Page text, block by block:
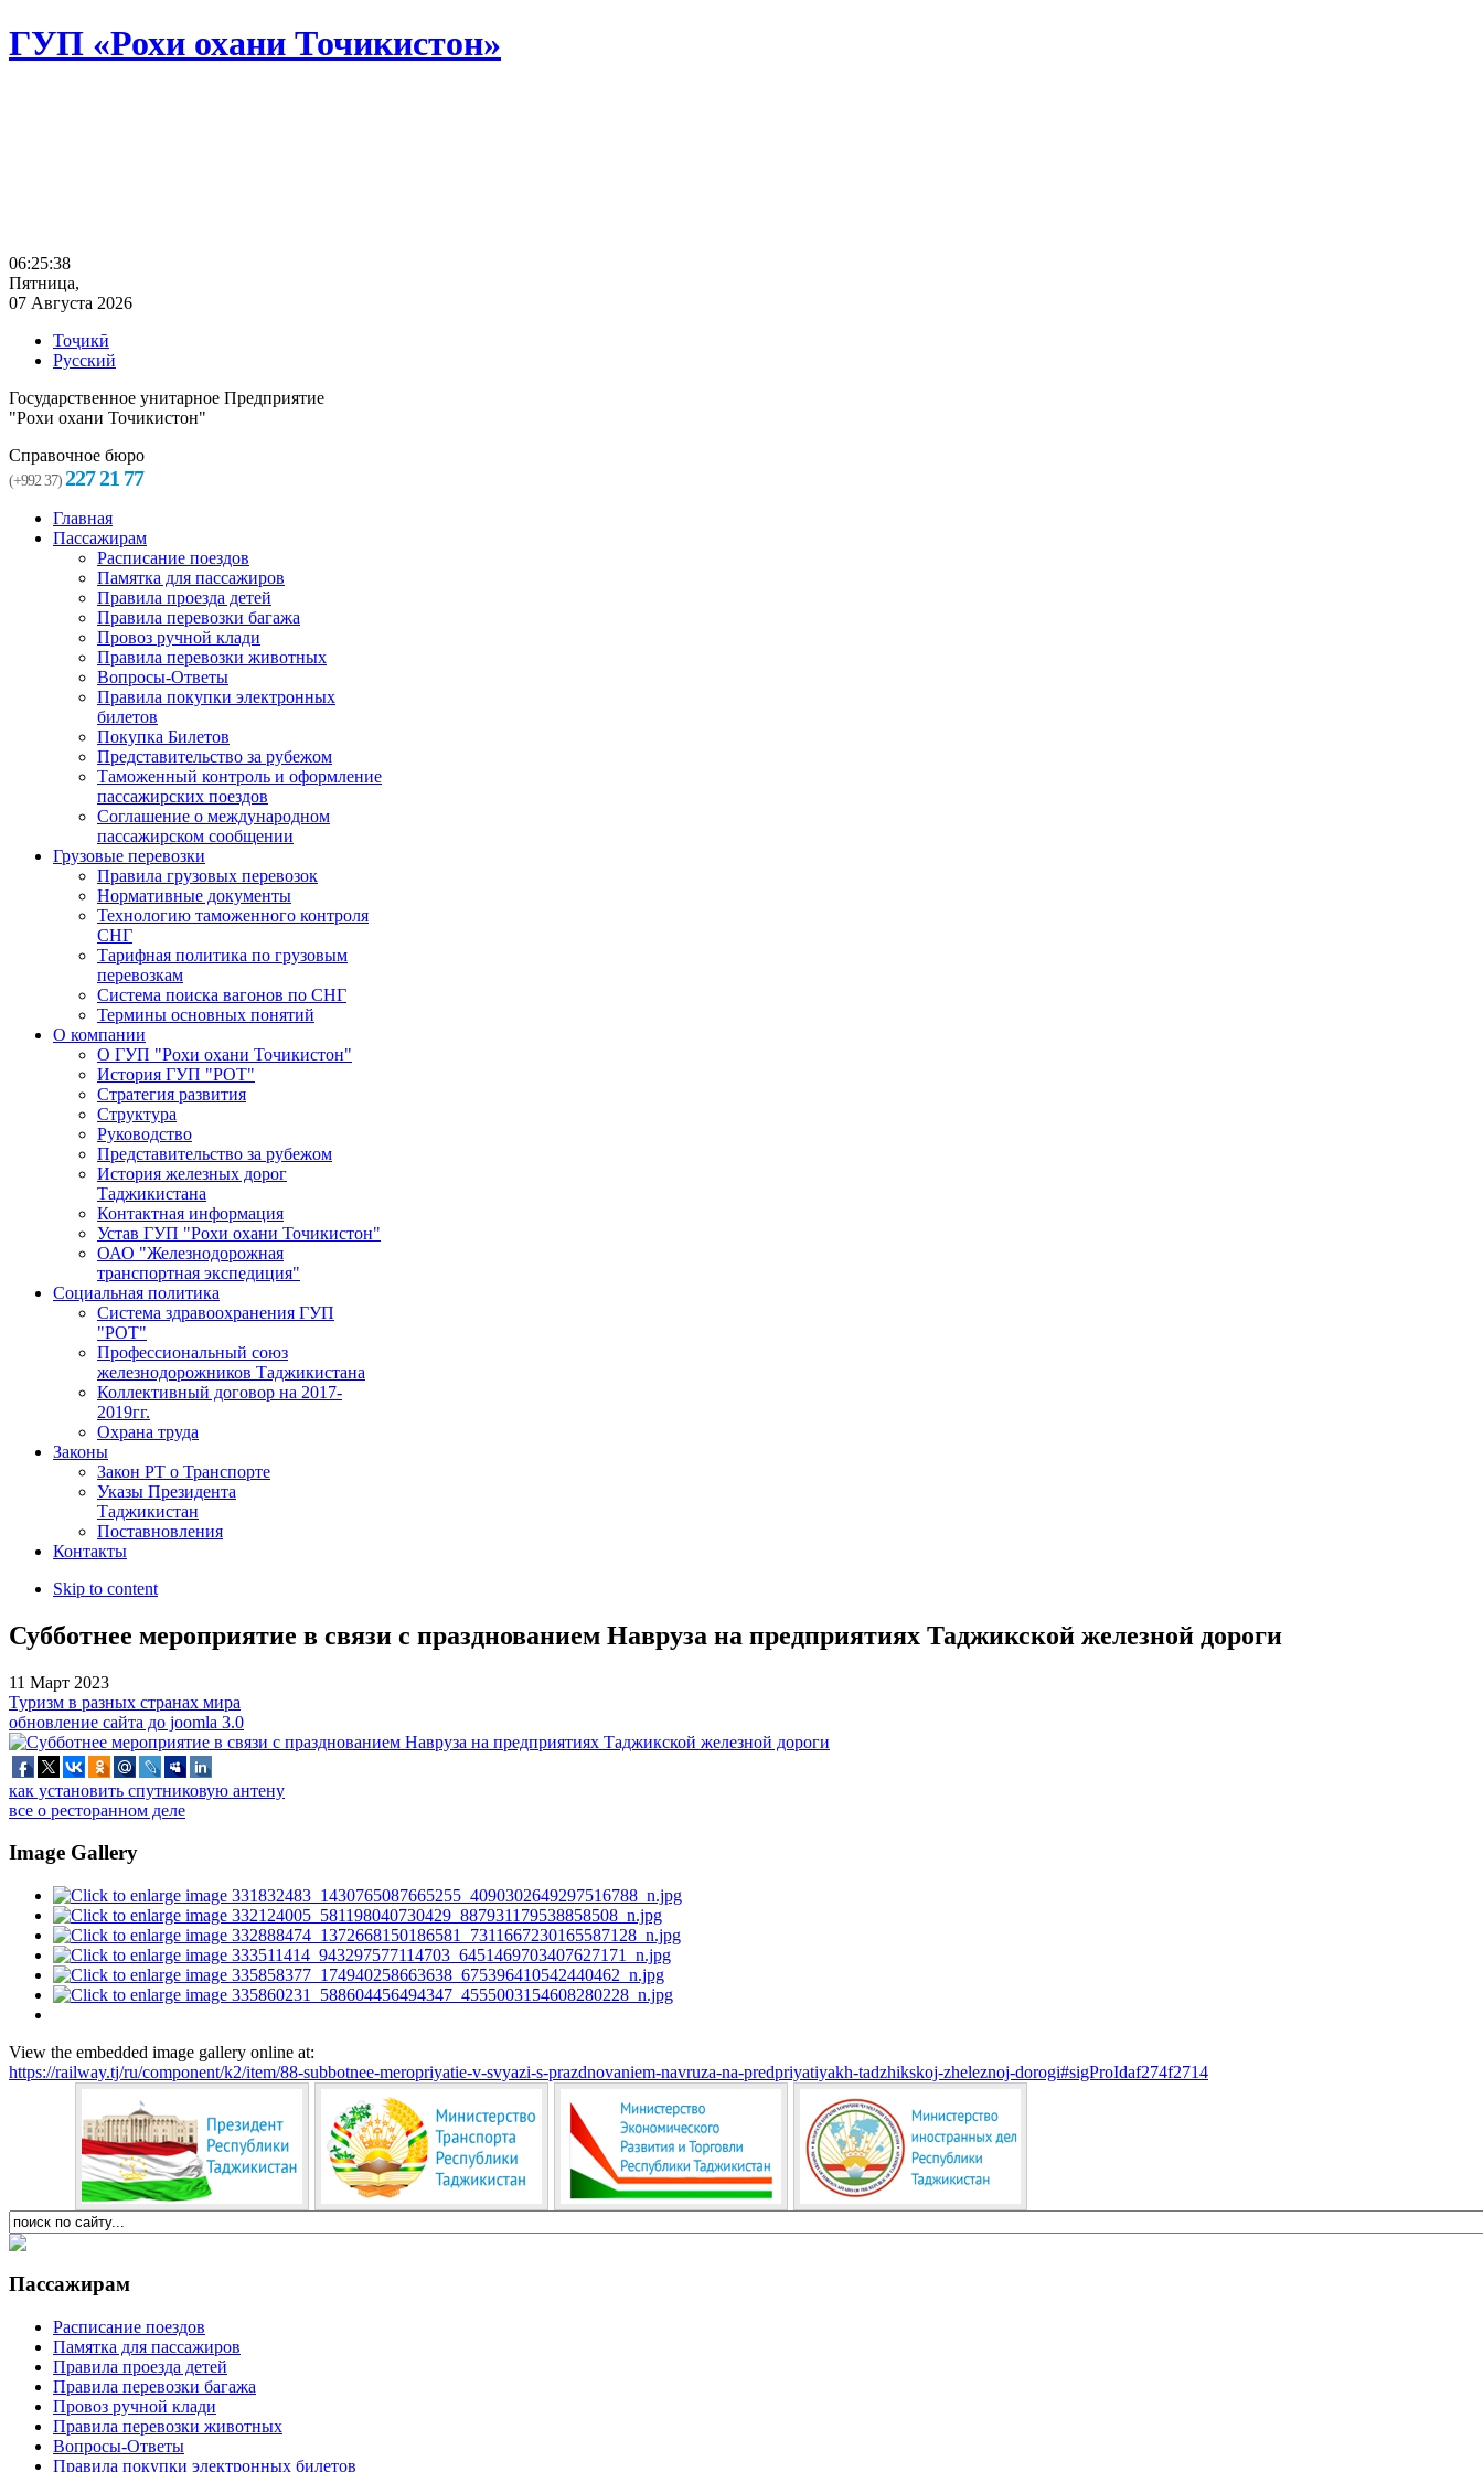
ГУП «Рохи охани Точикистон»
06:25:39
Пятница,
07 Августа 2026
Тоҷикӣ
Русский
Государственное унитарное Предприятие
"Рохи охани Точикистон"
Справочное бюро
(+992 37) 227 21 77
Главная
Пассажирам
Расписание поездов
Памятка для пассажиров
Правила проезда детей
Правила перевозки багажа
Провоз ручной клади
Правила перевозки животных
Вопросы-Ответы
Правила покупки электронных
билетов
Покупка Билетов
Представительство за рубежом
Таможенный контроль и оформление
пассажирских поездов
Соглашение о международном
пассажирском сообщении
Грузовые перевозки
Правила грузовых перевозок
Нормативные документы
Технологию таможенного контроля
СНГ
Тарифная политика по грузовым
перевозкам
Система поиска вагонов по СНГ
Термины основных понятий
О компании
О ГУП "Рохи охани Точикистон"
История ГУП "РОТ"
Стратегия развития
Структура
Руководство
Представительство за рубежом
История железных дорог
Таджикистана
Контактная информация
Устав ГУП "Рохи охани Точикистон"
ОАО "Железнодорожная
транспортная экспедиция"
Социальная политика
Система здравоохранения ГУП
"РОТ"
Профессиональный союз
железнодорожников Таджикистана
Коллективный договор на 2017-
2019гг.
Охрана труда
Законы
Закон РТ о Транспорте
Указы Президента
Таджикистан
Поставновления
Контакты
Skip to content
Субботнее мероприятие в связи с празднованием Навруза на предприятиях Таджикской железной дороги
11 Март 2023
Туризм в разных странах мира
обновление сайта до joomla 3.0
как установить спутниковую антену
все о ресторанном деле
Image Gallery
View the embedded image gallery online at:
https://railway.tj/ru/component/k2/item/88-subbotnee-meropriyatie-v-svyazi-s-prazdnovaniem-navruza-na-predpriyatiyakh-tadzhikskoj-zheleznoj-dorogi#sigProIdaf274f2714
Пассажирам
Расписание поездов
Памятка для пассажиров
Правила проезда детей
Правила перевозки багажа
Провоз ручной клади
Правила перевозки животных
Вопросы-Ответы
Правила покупки электронных билетов